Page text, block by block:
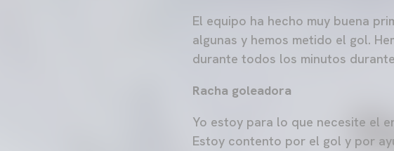
El equipo ha hecho muy buena
algunas y hemos metido el gol.
durante todos los minutos
Racha goleadora
Yo estoy para lo que necesite el
Estoy contento por el gol y por